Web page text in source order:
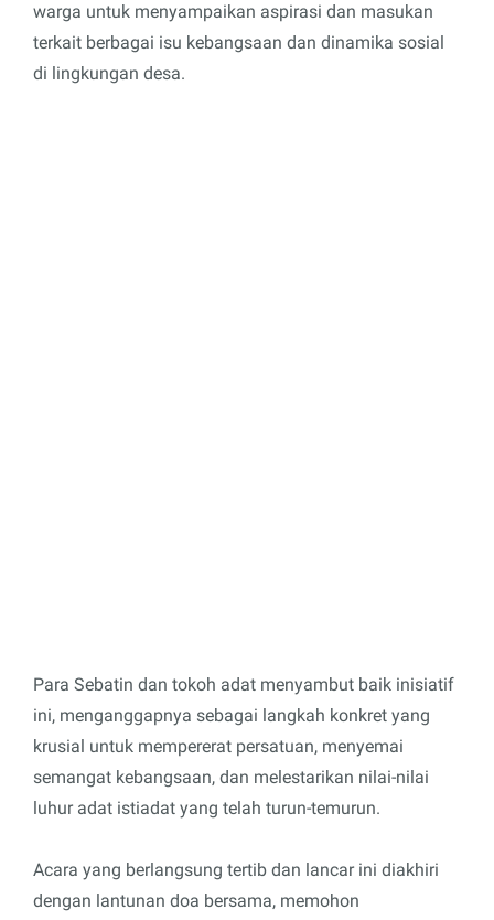
warga untuk menyampaikan aspirasi dan masukan
terkait berbagai isu kebangsaan dan dinamika sosial
di lingkungan desa.
Para Sebatin dan tokoh adat menyambut baik inisiatif
ini, menganggapnya sebagai langkah konkret yang
krusial untuk mempererat persatuan, menyemai
semangat kebangsaan, dan melestarikan nilai-nilai
luhur adat istiadat yang telah turun-temurun.
Acara yang berlangsung tertib dan lancar ini diakhiri
dengan lantunan doa bersama, memohon